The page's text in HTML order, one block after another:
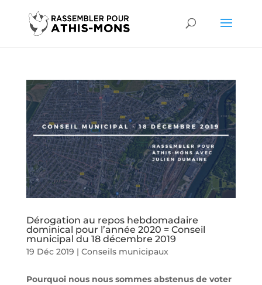
Dérogation au repos hebdomadaire
dominical pour l’année 2020 = Conseil
municipal du 18 décembre 2019
19 Déc 2019 | Conseils municipaux
Pourquoi nous nous sommes abstenus de voter